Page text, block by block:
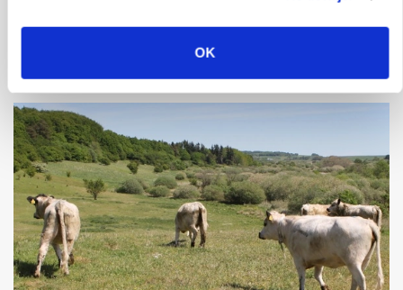
OK
Annonce